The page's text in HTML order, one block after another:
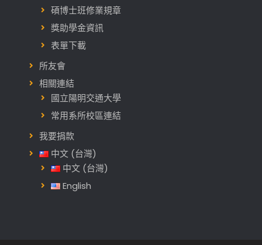
碩博士班修業規章
獎助學金資訊
表單下載
所友會
相關連結
國立陽明交通大學
常用系所校區連結
我要捐款
中文 (台灣)
中文 (台灣)
English